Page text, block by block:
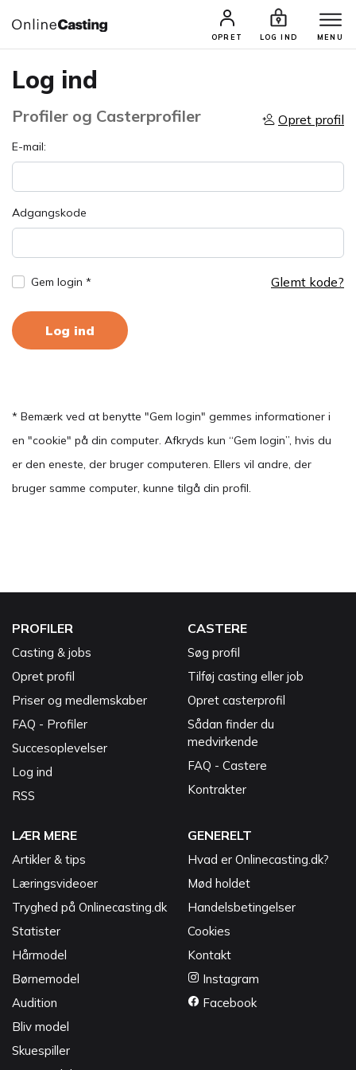
OPRET LOG IND MENU
Log ind
Profiler og Casterprofiler Opret profil
E-mail:
Adgangskode
Gem login * Glemt kode?
Log ind
* Bemærk ved at benytte "Gem login" gemmes informationer i
en "cookie" på din computer. Afkryds kun “Gem login”, hvis du
er den eneste, der bruger computeren. Ellers vil andre, der
bruger samme computer, kunne tilgå din profil.
PROFILER
Casting & jobs
Opret profil
Priser og medlemskaber
FAQ - Profiler
Succesoplevelser
Log ind
RSS
CASTERE
Søg profil
Tilføj casting eller job
Opret casterprofil
Sådan finder du
medvirkende
FAQ - Castere
Kontrakter
LÆR MERE
Artikler & tips
Læringsvideoer
Tryghed på Onlinecasting.dk
Statister
Hårmodel
Børnemodel
Audition
Bliv model
Skuespiller
GENERELT
Hvad er Onlinecasting.dk?
Mød holdet
Handelsbetingelser
Cookies
Kontakt
Instagram
Facebook